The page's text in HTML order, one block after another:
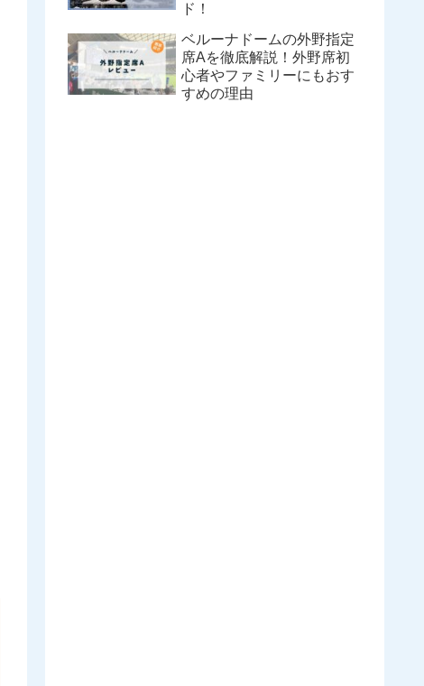
ド！
ベルーナドームの外野指定
席Aを徹底解説！外野席初
心者やファミリーにもおす
すめの理由